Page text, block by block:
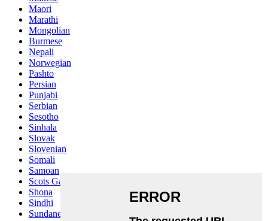
Maori
Marathi
Mongolian
Burmese
Nepali
Norwegian
Pashto
Persian
Punjabi
Serbian
Sesotho
Sinhala
Slovak
Slovenian
Somali
Samoan
Scots Gaelic
Shona
Sindhi
Sundanese